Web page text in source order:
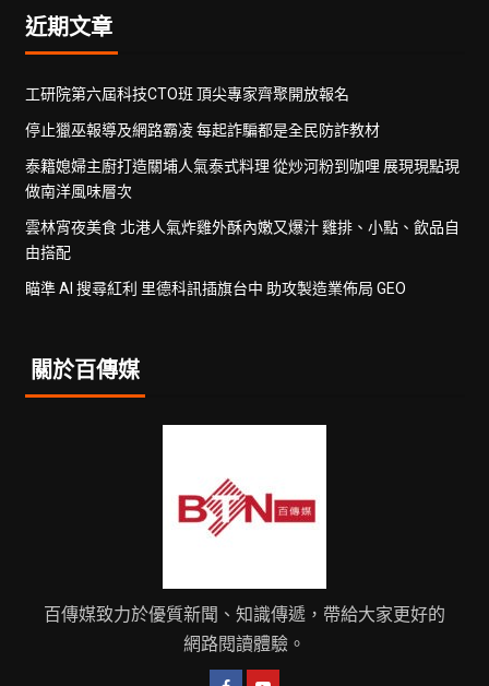
近期文章
工研院第六屆科技CTO班 頂尖專家齊聚開放報名
停止獵巫報導及網路霸凌 每起詐騙都是全民防詐教材
泰籍媳婦主廚打造關埔人氣泰式料理 從炒河粉到咖哩 展現現點現
做南洋風味層次
雲林宵夜美食 北港人氣炸雞外酥內嫩又爆汁 雞排、小點、飲品自
由搭配
瞄準 AI 搜尋紅利 里德科訊插旗台中 助攻製造業佈局 GEO
關於百傳媒
百傳媒致力於優質新聞、知識傳遞，帶給大家更好的
網路閱讀體驗。